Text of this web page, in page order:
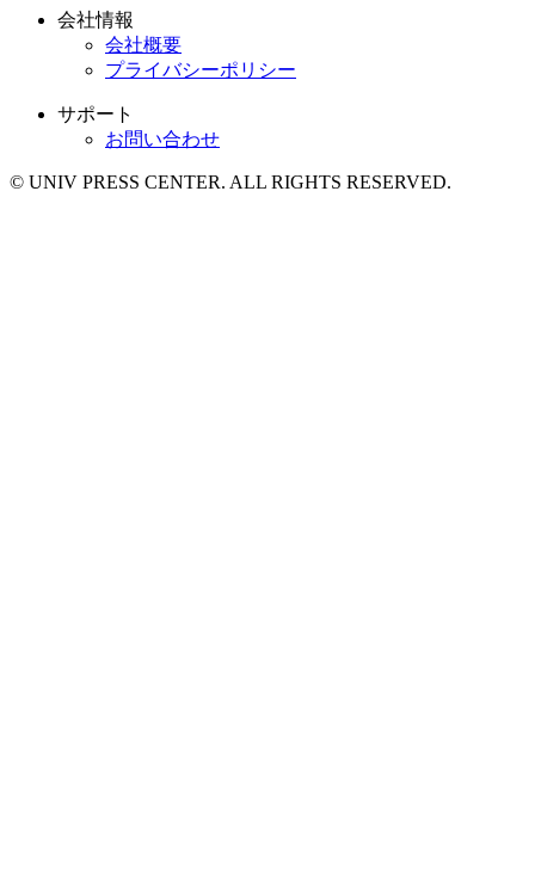
会社情報
会社概要
プライバシーポリシー
サポート
お問い合わせ
© UNIV PRESS CENTER. ALL RIGHTS RESERVED.